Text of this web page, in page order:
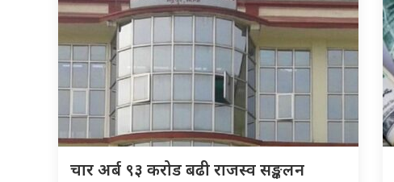
चार अर्ब ९३ करोड बढी राजस्व सङ्कलन